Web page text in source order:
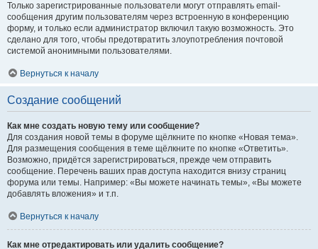
Только зарегистрированные пользователи могут отправлять email-
сообщения другим пользователям через встроенную в конференцию
форму, и только если администратор включил такую возможность. Это
сделано для того, чтобы предотвратить злоупотребления почтовой
системой анонимными пользователями.
Вернуться к началу
Создание сообщений
Как мне создать новую тему или сообщение?
Для создания новой темы в форуме щёлкните по кнопке «Новая тема».
Для размещения сообщения в теме щёлкните по кнопке «Ответить».
Возможно, придётся зарегистрироваться, прежде чем отправить
сообщение. Перечень ваших прав доступа находится внизу страниц
форума или темы. Например: «Вы можете начинать темы», «Вы можете
добавлять вложения» и т.п.
Вернуться к началу
Как мне отредактировать или удалить сообщение?